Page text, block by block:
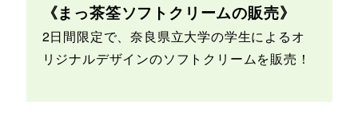
《まっ茶筌ソフトクリームの販売》
2日間限定で、奈良県立大学の学生によるオ
リジナルデザインのソフトクリームを販売！